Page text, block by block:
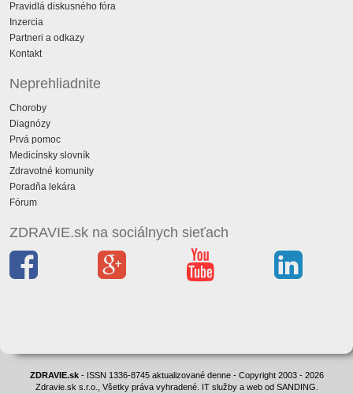
Pravidlá diskusného fóra
Inzercia
Partneri a odkazy
Kontakt
Neprehliadnite
Choroby
Diagnózy
Prvá pomoc
Medicínsky slovník
Zdravotné komunity
Poradňa lekára
Fórum
ZDRAVIE.sk na sociálnych sieťach
ZDRAVIE.sk- ISSN 1336-8745 aktualizované denne - Copyright 2003 - 2026
Zdravie.sk s.r.o., Všetky práva vyhradené. IT služby a web od SANDING.